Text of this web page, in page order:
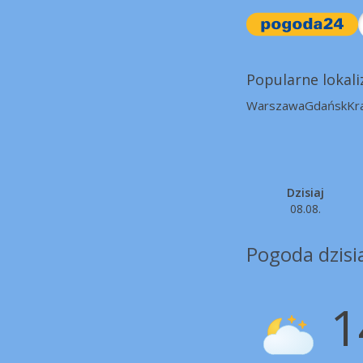
Popularne
WarszawaGdańsk
Dzisiaj
08.08.
Pogoda